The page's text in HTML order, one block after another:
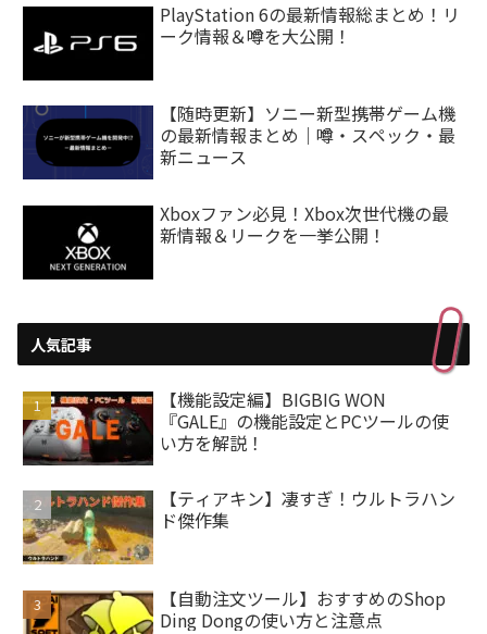
PlayStation 6の最新情報総まとめ！リ
ーク情報＆噂を大公開！
【随時更新】ソニー新型携帯ゲーム機
の最新情報まとめ｜噂・スペック・最
新ニュース
Xboxファン必見！Xbox次世代機の最
新情報＆リークを一挙公開！
人気記事
【機能設定編】BIGBIG WON
『GALE』の機能設定とPCツールの使
い方を解説！
【ティアキン】凄すぎ！ウルトラハン
ド傑作集
【自動注文ツール】おすすめのShop
Ding Dongの使い方と注意点